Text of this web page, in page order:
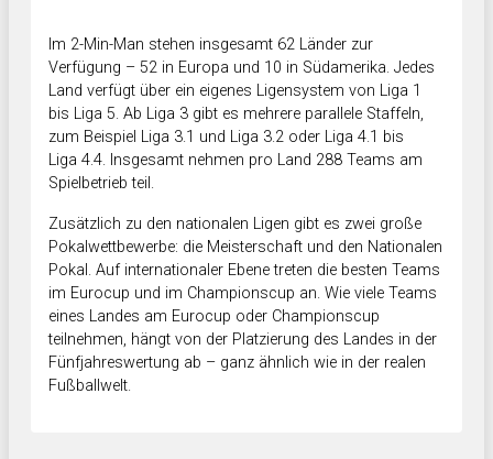
Im 2-Min-Man stehen insgesamt 62 Länder zur
Verfügung – 52 in Europa und 10 in Südamerika. Jedes
Land verfügt über ein eigenes Ligensystem von Liga 1
bis Liga 5. Ab Liga 3 gibt es mehrere parallele Staffeln,
zum Beispiel Liga 3.1 und Liga 3.2 oder Liga 4.1 bis
Liga 4.4. Insgesamt nehmen pro Land 288 Teams am
Spielbetrieb teil.
Zusätzlich zu den nationalen Ligen gibt es zwei große
Pokalwettbewerbe: die Meisterschaft und den Nationalen
Pokal. Auf internationaler Ebene treten die besten Teams
im Eurocup und im Championscup an. Wie viele Teams
eines Landes am Eurocup oder Championscup
teilnehmen, hängt von der Platzierung des Landes in der
Fünfjahreswertung ab – ganz ähnlich wie in der realen
Fußballwelt.